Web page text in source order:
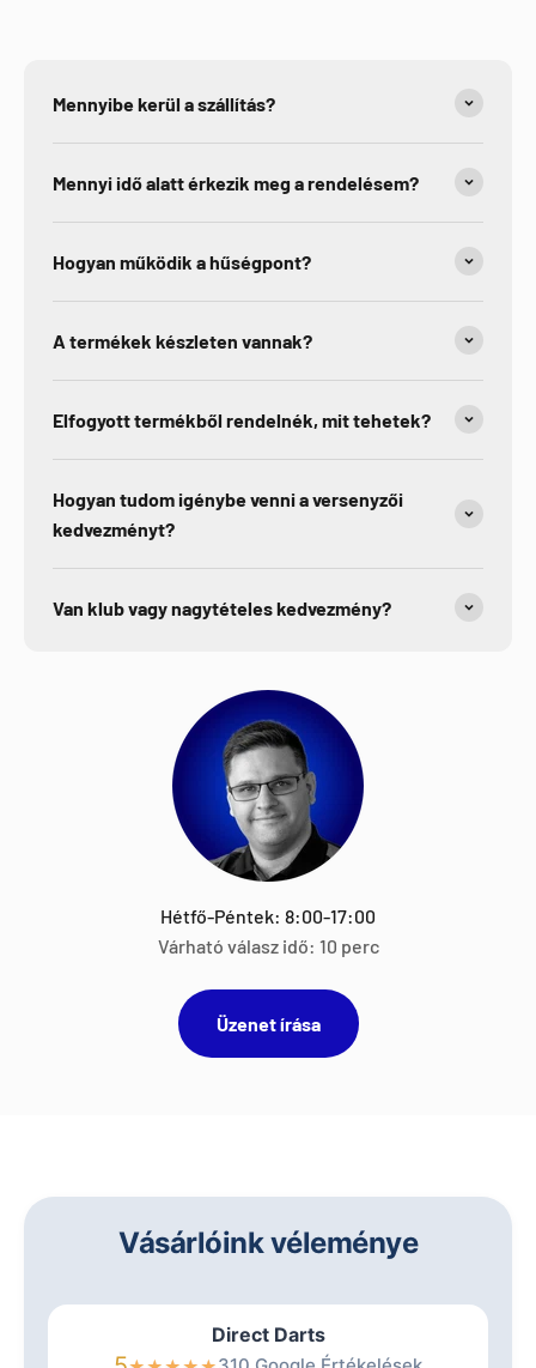
Mennyibe kerül a szállítás?
Mennyi idő alatt érkezik meg a rendelésem?
Hogyan működik a hűségpont?
A termékek készleten vannak?
Elfogyott termékből rendelnék, mit tehetek?
Hogyan tudom igénybe venni a versenyzői
kedvezményt?
Van klub vagy nagytételes kedvezmény?
Hétfő-Péntek: 8:00-17:00
Várható válasz idő: 10 perc
Üzenet írása
Vásárlóink véleménye
Direct Darts